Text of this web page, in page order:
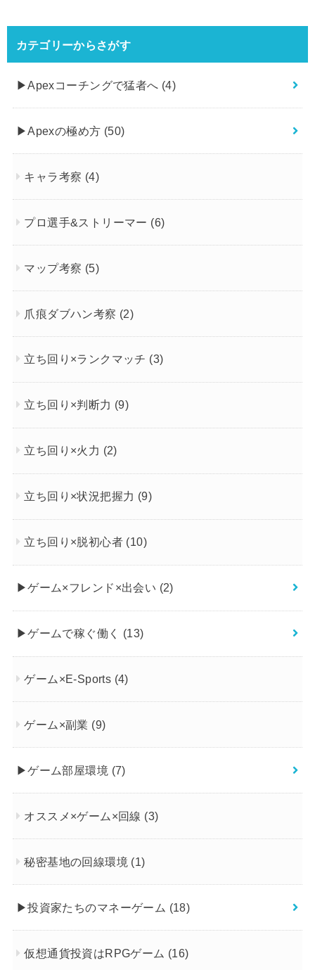
カテゴリーからさがす
▶︎Apexコーチングで猛者へ (4)
▶︎Apexの極め方 (50)
キャラ考察 (4)
プロ選手&ストリーマー (6)
マップ考察 (5)
爪痕ダブハン考察 (2)
立ち回り×ランクマッチ (3)
立ち回り×判断力 (9)
立ち回り×火力 (2)
立ち回り×状況把握力 (9)
立ち回り×脱初心者 (10)
▶︎ゲーム×フレンド×出会い (2)
▶︎ゲームで稼ぐ働く (13)
ゲーム×E-Sports (4)
ゲーム×副業 (9)
▶︎ゲーム部屋環境 (7)
オススメ×ゲーム×回線 (3)
秘密基地の回線環境 (1)
▶︎投資家たちのマネーゲーム (18)
仮想通貨投資はRPGゲーム (16)